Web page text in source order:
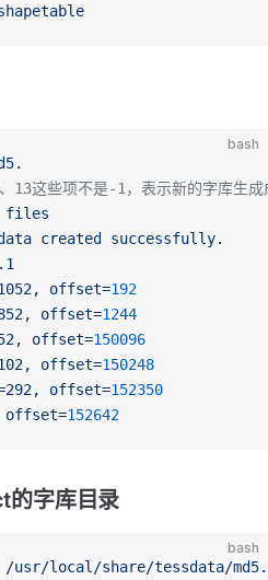
bash
这些项不是-1，表示新的字库生成
files
created
successfully.
offset=192
offset=1244
offset=150096
offset=150248
offset=152350
offset=152642
的字库目录
bash
/usr/local/share/tessdata/